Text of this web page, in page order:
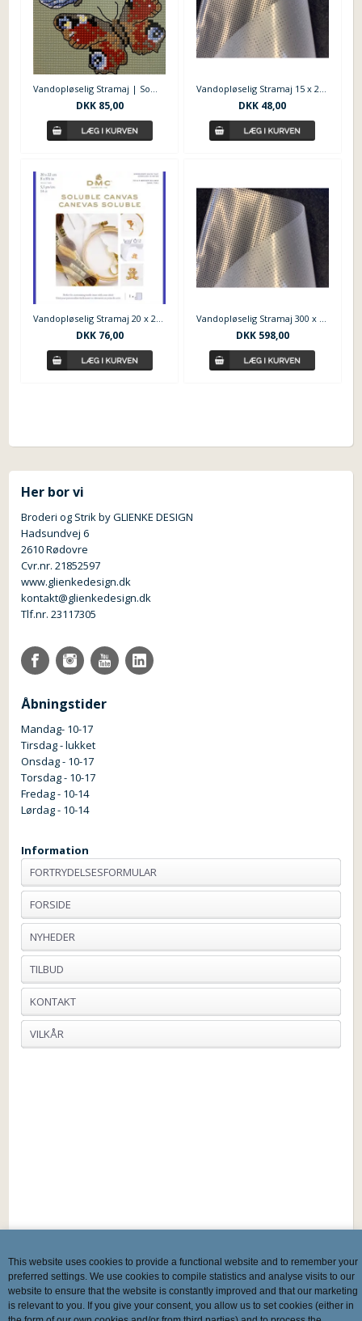
This website uses cookies to provide a functional website and to remember your
preferred settings. We use cookies to compile statistics and analyse visits to our
website to ensure that the website is constantly improved and that our marketing
is relevant to you. If you give your consent, you allow us to set cookies (either in
Vandopløselig Stramaj | Sommerfugle
DKK85,00
Vandopløselig Stramaj 15 x 22 cm
DKK 48,00
Vandopløselig Stramaj 20 x 22 cm
DKK76,00
Vandopløselig Stramaj 300 x 22 cm
DKK598,00
Her bor vi
Broderi og Strik by GLIENKE DESIGN
Hadsundvej 6
2610 Rødovre
Cvr.nr. 21852597
www.glienkedesign.dk
kontakt@glienkedesign.dk
Tlf.nr. 23117305
Åbningstider
Mandag- 10-17
Tirsdag - lukket
Onsdag - 10-17
Torsdag - 10-17
Fredag - 10-14
Lørdag - 10-14
Information
FORTRYDELSESFORMULAR
FORSIDE
NYHEDER
TILBUD
KONTAKT
VILKÅR